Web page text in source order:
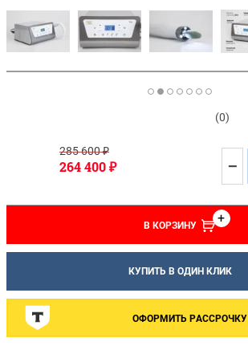
(0)
285 600₽
264 400₽ −
В КОРЗИНУ
КУПИТЬ В ОДИН КЛИК
ОФОРМИТЬ РАССРОЧКУ